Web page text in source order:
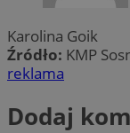
Karolina Goik
Źródło: KMP
reklama
Dodaj